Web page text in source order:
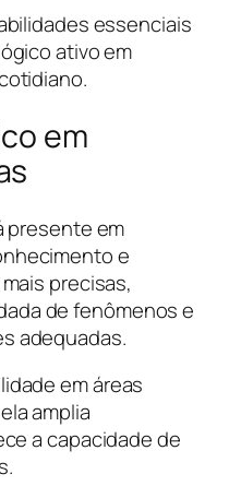
essenciais
ativo em
em
presente em
e
precisas,
de fenômenos e
adequadas.
em áreas
amplia
a capacidade de